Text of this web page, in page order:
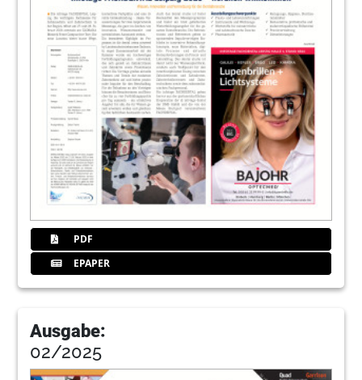
PDF
EPAPER
Ausgabe:
02/2025